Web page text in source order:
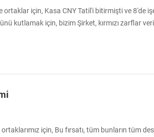
ortaklar için, Kasa CNY Tatil'i bitirmişti ve 8'de
kutlamak için, bizim Şirket, kırmızı zarflar
için teşekkür ederiz ve tüm bunlar işbirliği yapın.
için, Bu fırsatı, tüm bunların tüm